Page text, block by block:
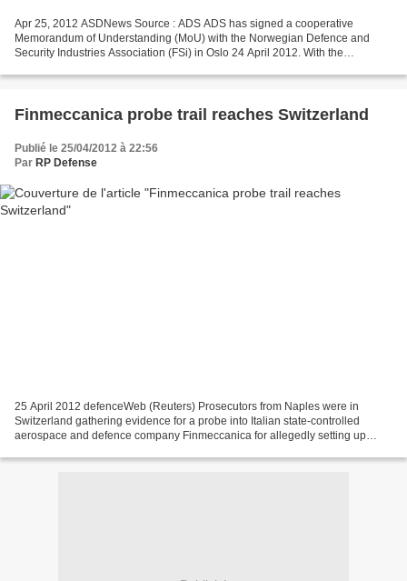
Apr 25, 2012 ASDNews Source : ADS ADS has signed a cooperative
Memorandum of Understanding (MoU) with the Norwegian Defence and
Security Industries Association (FSi) in Oslo 24 April 2012. With the
Finmeccanica probe trail reaches Switzerland
Publié le 25/04/2012 à 22:56
Par RP Defense
25 April 2012 defenceWeb (Reuters) Prosecutors from Naples were in
Switzerland gathering evidence for a probe into Italian state-controlled
aerospace and defence company Finmeccanica for allegedly setting up